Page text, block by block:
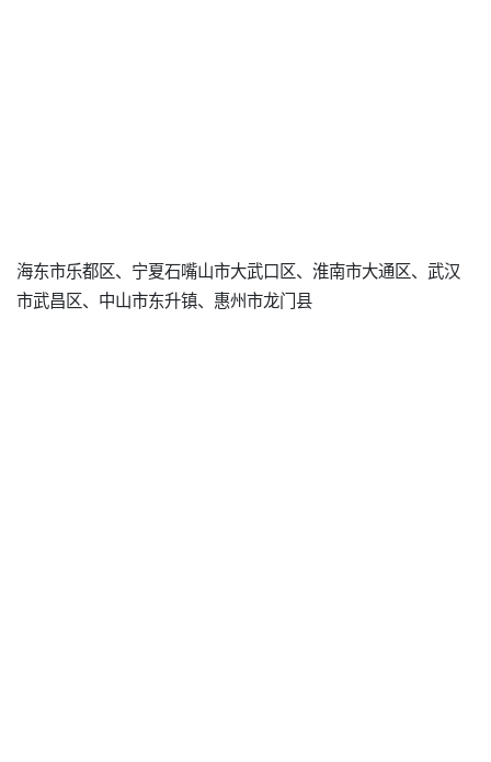
海东市乐都区、宁夏石嘴山市大武口区、淮南市大通区、武汉
市武昌区、中山市东升镇、惠州市龙门县